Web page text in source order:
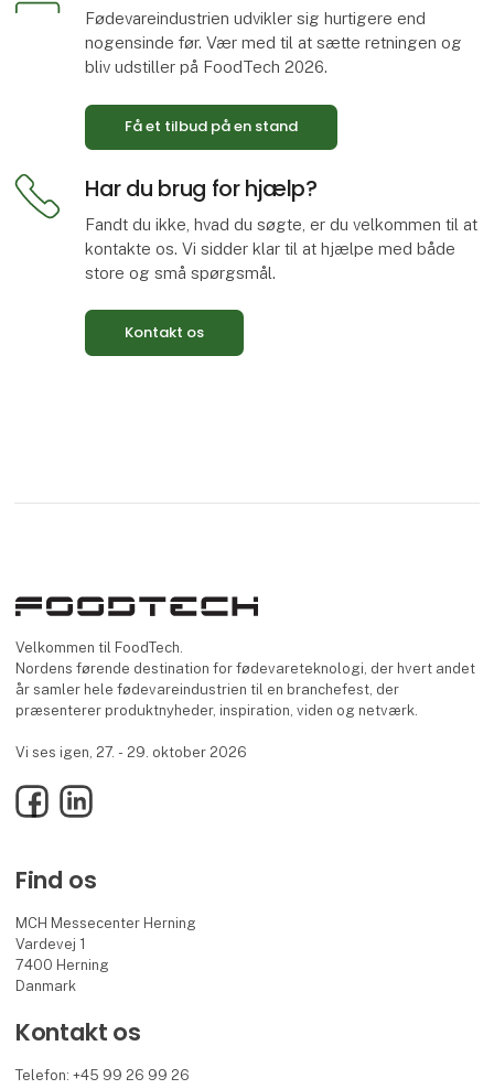
Fødevareindustrien udvikler sig hurtigere end
nogensinde før. Vær med til at sætte retningen og
bliv udstiller på FoodTech 2026.
Få et tilbud på en stand
Har du brug for hjælp?
Fandt du ikke, hvad du søgte, er du velkommen til at
kontakte os. Vi sidder klar til at hjælpe med både
store og små spørgsmål.
Kontakt os
Velkommen til FoodTech.
Nordens førende destination for fødevareteknologi, der hvert andet
år samler hele fødevareindustrien til en branchefest, der
præsenterer produktnyheder, inspiration, viden og netværk.
Vi ses igen, 27. - 29. oktober 2026
FacebookLinkedIn
Find os
MCH Messecenter Herning
Vardevej 1
7400 Herning
Danmark
Kontakt os
Telefon: +45 99 26 99 26